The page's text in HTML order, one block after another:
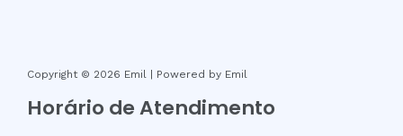
Copyright © 2026 Emil | Powered by Emil
Horário de Atendimento